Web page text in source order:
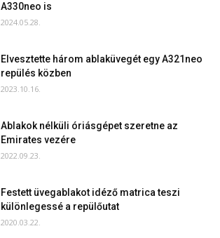
A330neo is
2024.05.28.
Elvesztette három ablaküvegét egy A321neo
repülés közben
2023.10.16.
Ablakok nélküli óriásgépet szeretne az
Emirates vezére
2022.09.23.
Festett üvegablakot idéző matrica teszi
különlegessé a repülőutat
2020.03.22.